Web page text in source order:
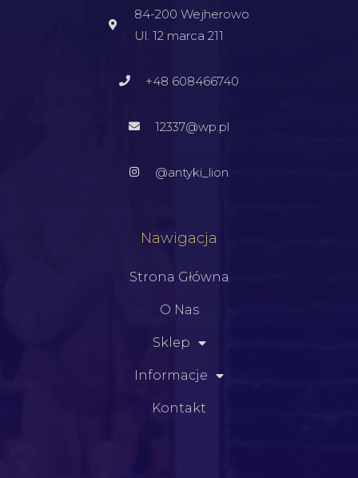
84-200 Wejherowo
Ul. 12 marca 211
+48 608466740
12337@wp.pl
@antyki_lion
Nawigacja
Strona Główna
O Nas
Sklep
Informacje
Kontakt